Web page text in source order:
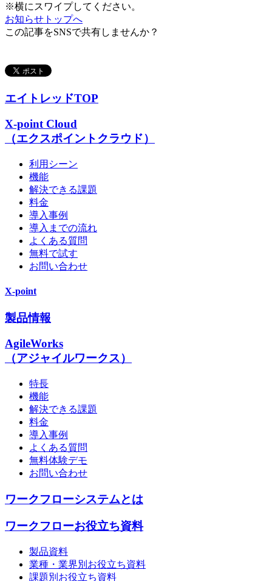
※横にスワイプしてください。
お知らせトップへ
この記事をSNSで共有しませんか？
エイトレッドTOP
X-point Cloud
（エクスポイントクラウド）
利用シーン
機能
解決できる課題
料金
導入事例
導入までの流れ
よくある質問
無料で試す
お問い合わせ
X-point
製品情報
AgileWorks
（アジャイルワークス）
特長
機能
解決できる課題
料金
導入事例
よくある質問
無料体験デモ
お問い合わせ
ワークフローシステムとは
ワークフローお役立ち資料
製品資料
業種・業界別お役立ち資料
課題別お役立ち資料